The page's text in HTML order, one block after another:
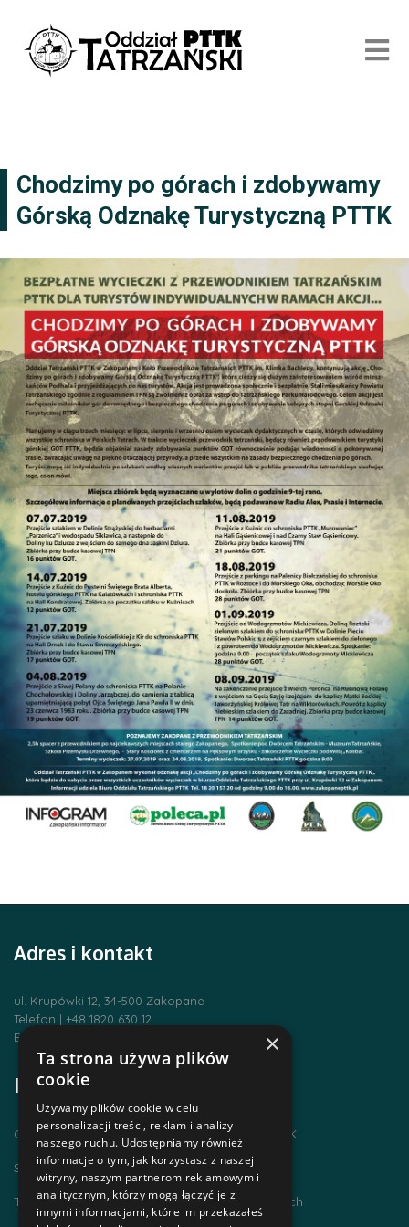
Chodzimy po górach i zdobywamy
Górską Odznakę Turystyczną PTTK
Adres i kontakt
ul. Krupówki 12, 34-500 Zakopane
Telefon | +48 1820 630 12
Email | biuro@zakopanepttk.pl
Informacje
Chodzimy po górach i zdobywamy GOT PTTK
Szlaki Tatr Polskich
Tatrzańskie Centrum Szlaków Transgranicznych
×
Ta strona używa plików
cookie
Używamy plików cookie w celu
personalizacji treści, reklam i analizy
naszego ruchu. Udostępniamy również
informacje o tym, jak korzystasz z naszej
witryny, naszym partnerom reklamowym i
analitycznym, którzy mogą łączyć je z
innymi informacjami, które im przekazałeś